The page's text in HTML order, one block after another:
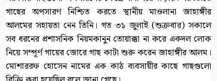
গাছের অপসারণ নিশ্চিত করতে স্থানীয় মাওলানা জাহাঙ্গীর
আলমের সহায়তা নেন তিনি। গত ৩১ জুলাই (শুক্রবার) সকালে
সব ধরনের প্রশাসনিক নিয়মকানুন তোয়াক্কা না করে একদল লোক
নিয়ে সম্পূর্ণ গায়ের জোরে গাছ কাটা শুরু করেন জাহাঙ্গীর আলম।
মোশাররফ হোসেন নামের এক কাঠ ব্যবসায়ীর কাছে গাছগুলো